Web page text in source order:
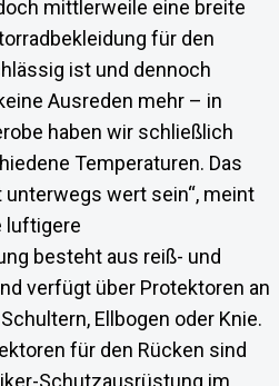
mittlerweile eine breite
für den
ist und dennoch
Ausreden mehr – in
haben wir schließlich
Temperaturen. Das
wert sein“, meint
luftigere
besteht aus reiß- und
verfügt über Protektoren an
Ellbogen oder Knie.
für den Rücken sind
Schutzausrüstung im